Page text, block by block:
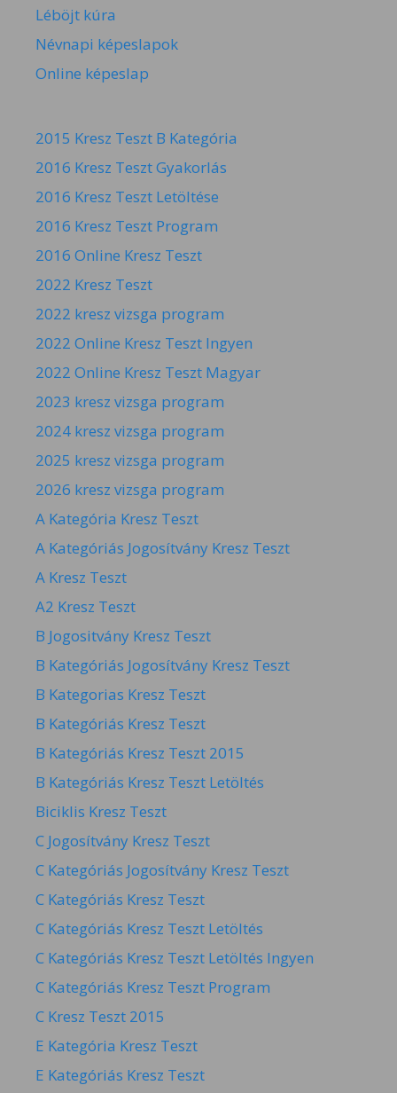
Léböjt kúra
Névnapi képeslapok
Online képeslap
2015 Kresz Teszt B Kategória
2016 Kresz Teszt Gyakorlás
2016 Kresz Teszt Letöltése
2016 Kresz Teszt Program
2016 Online Kresz Teszt
2022 Kresz Teszt
2022 kresz vizsga program
2022 Online Kresz Teszt Ingyen
2022 Online Kresz Teszt Magyar
2023 kresz vizsga program
2024 kresz vizsga program
2025 kresz vizsga program
2026 kresz vizsga program
A Kategória Kresz Teszt
A Kategóriás Jogosítvány Kresz Teszt
A Kresz Teszt
A2 Kresz Teszt
B Jogositvány Kresz Teszt
B Kategóriás Jogosítvány Kresz Teszt
B Kategorias Kresz Teszt
B Kategóriás Kresz Teszt
B Kategóriás Kresz Teszt 2015
B Kategóriás Kresz Teszt Letöltés
Biciklis Kresz Teszt
C Jogosítvány Kresz Teszt
C Kategóriás Jogosítvány Kresz Teszt
C Kategóriás Kresz Teszt
C Kategóriás Kresz Teszt Letöltés
C Kategóriás Kresz Teszt Letöltés Ingyen
C Kategóriás Kresz Teszt Program
C Kresz Teszt 2015
E Kategória Kresz Teszt
E Kategóriás Kresz Teszt